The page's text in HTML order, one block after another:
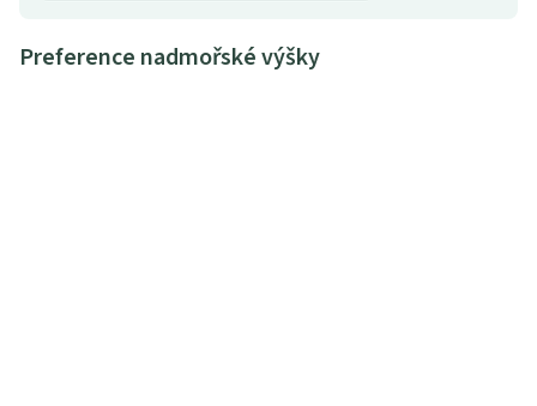
Preference nadmořské výšky